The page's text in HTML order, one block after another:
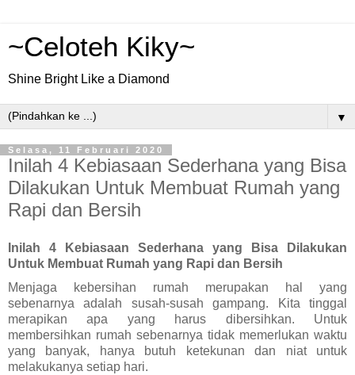
~Celoteh Kiky~
Shine Bright Like a Diamond
▼
Selasa, 11 Februari 2020
Inilah 4 Kebiasaan Sederhana yang Bisa
Dilakukan Untuk Membuat Rumah yang
Rapi dan Bersih
Inilah 4 Kebiasaan Sederhana yang Bisa Dilakukan
Untuk Membuat Rumah yang Rapi dan Bersih
Menjaga kebersihan rumah merupakan hal yang
sebenarnya adalah susah-susah gampang. Kita tinggal
merapikan apa yang harus dibersihkan. Untuk
membersihkan rumah sebenarnya tidak memerlukan waktu
yang banyak, hanya butuh ketekunan dan niat untuk
melakukanya setiap hari.